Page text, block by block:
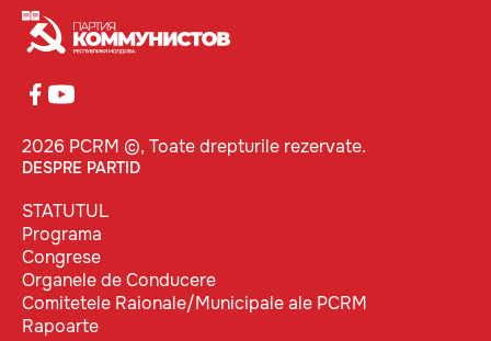
2026 PCRM ©, Toate drepturile rezervate.
DESPRE PARTID
STATUTUL
Programa
Congrese
Organele de Conducere
Comitetele Raionale/Municipale ale PCRM
Rapoarte